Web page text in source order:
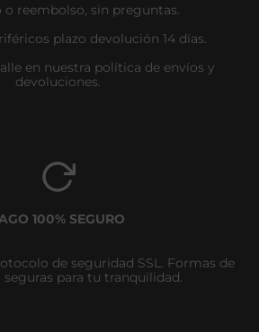
o reembolso, sin preguntas.
plazo devolución 14 días.
en nuestra política de envíos y
devoluciones.
100% SEGURO
de seguridad SSL. Formas de
seguras para tu tranquilidad.